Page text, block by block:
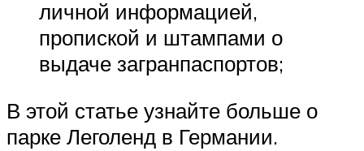
личной информацией,
пропиской и штампами о
выдаче загранпаспортов;
В этой статье узнайте больше о
парке Леголенд в Германии.